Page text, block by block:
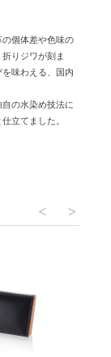
個体差や色味の
りジワが刻ま
味わえる、国内
の水染め技法に
立てました。